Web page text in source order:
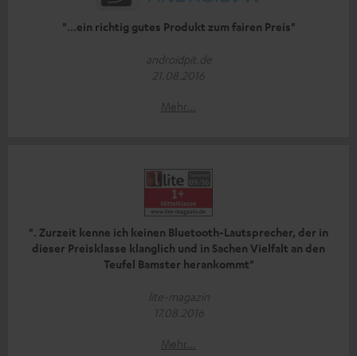
"...ein richtig gutes Produkt zum fairen Preis"
androidpit.de
21.08.2016
Mehr...
". Zurzeit kenne ich keinen Bluetooth-Lautsprecher, der in
dieser Preisklasse klanglich und in Sachen Vielfalt an den
Teufel Bamster herankommt"
lite-magazin
17.08.2016
Mehr...